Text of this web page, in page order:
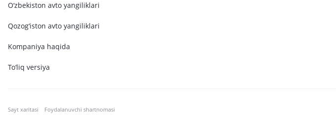
O‘zbekiston avto yangiliklari
Qozog‘iston avto yangiliklari
Kompaniya haqida
To‘liq versiya
Sayt xaritasi Foydalanuvchi shartnomasi